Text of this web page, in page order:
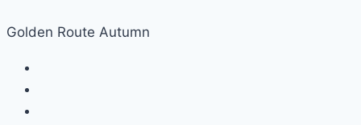
Golden Route Autumn